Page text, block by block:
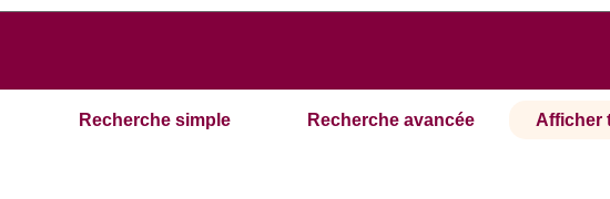
Recherche simple Recherche avancée Afficher